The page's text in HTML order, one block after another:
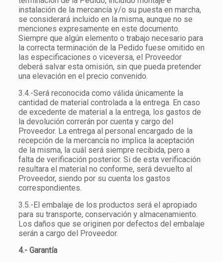
instalación de la mercancía y/o su puesta en marcha,
se considerará incluido en la misma, aunque no se
menciones expresamente en este documento.
Siempre que algún elemento o trabajo necesario para
la correcta terminación de la Pedido fuese omitido en
las especificaciones o viceversa, el Proveedor
deberá salvar esta omisión, sin que pueda pretender
una elevación en el precio convenido.
3.4.-Será reconocida como válida únicamente la
cantidad de material controlada a la entrega. En caso
de excedente de material a la entrega, los gastos de
la devolución correrán por cuenta y cargo del
Proveedor. La entrega al personal encargado de la
recepción de la mercancía no implica la aceptación
de la misma, la cuál será siempre recibida, pero a
falta de verificación posterior. Si de esta verificación
resultara el material no conforme, será devuelto al
Proveedor, siendo por su cuenta los gastos
correspondientes.
3.5.-El embalaje de los productos será el apropiado
para su transporte, conservación y almacenamiento.
Los daños que se originen por defectos del embalaje
serán a cargo del Proveedor.
4.- Garantía